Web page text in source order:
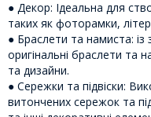
● Декор: Ідеальна для
таких як фоторамки,
● Браслети та намиста:
оригінальні браслети та
та дизайни.
● Сережки та підвіски:
витончених сережок та